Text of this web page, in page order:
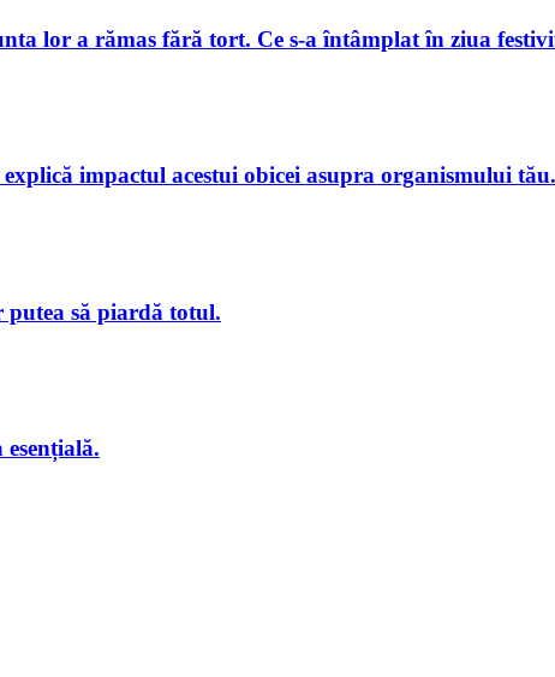
lor a rămas fără tort. Ce s-a întâmplat în ziua
impactul acestui obicei asupra organismului tău.
putea să piardă totul.